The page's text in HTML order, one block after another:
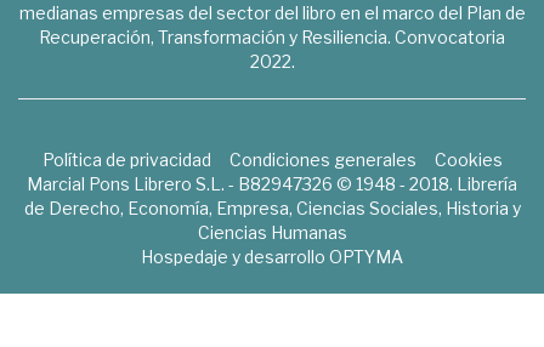
medianas empresas del sector del libro en el marco del Plan de
Recuperación, Transformación y Resiliencia. Convocatoria
2022.
Política de privacidad Condiciones generales
Cookies
Marcial Pons Librero S.L. - B82947326 © 1948 - 2018. Librería
de Derecho, Economía, Empresa, Ciencias Sociales, Historia y
Ciencias Humanas
Hospedaje y desarrollo OPTYMA